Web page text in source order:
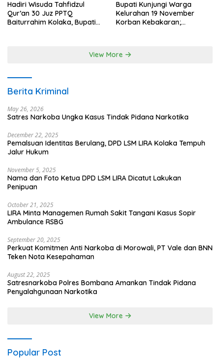
Hadiri Wisuda Tahfidzul
Qur’an 30 Juz PPTQ
Baiturrahim Kolaka, Bupati
Bupati Kunjungi Warga
Kelurahan 19 November
Korban Kebakaran;
View More
Berita Kriminal
May 26, 2026
Satres Narkoba Ungka Kasus Tindak Pidana Narkotika
December 22, 2025
Pemalsuan Identitas Berulang, DPD LSM LIRA Kolaka Tempuh
Jalur Hukum
November 5, 2025
Nama dan Foto Ketua DPD LSM LIRA Dicatut Lakukan
Penipuan
October 21, 2025
LIRA Minta Managemen Rumah Sakit Tangani Kasus Sopir
Ambulance RSBG
September 20, 2025
Perkuat Komitmen Anti Narkoba di Morowali, PT Vale dan BNN
Teken Nota Kesepahaman
August 22, 2025
Satresnarkoba Polres Bombana Amankan Tindak Pidana
Penyalahgunaan Narkotika
View More
Popular Post